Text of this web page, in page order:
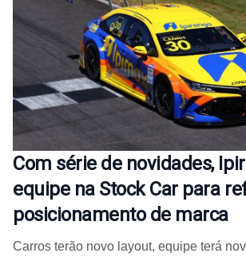
Com série de novidades,
equipe na Stock Car para
posicionamento de marca
Carros terão novo layout, equipe terá